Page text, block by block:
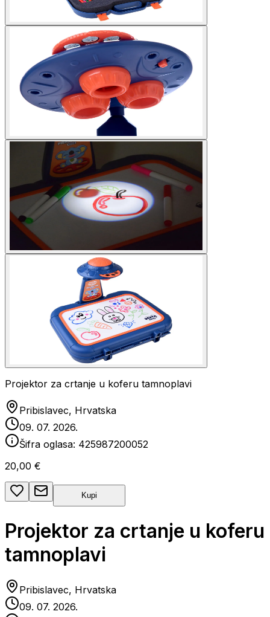
Projektor za crtanje u koferu tamnoplavi
Pribislavec, Hrvatska
09. 07. 2026.
Šifra oglasa: 425987200052
20,00 €
Kupi
Projektor za crtanje u koferu
tamnoplavi
Pribislavec, Hrvatska
09. 07. 2026.